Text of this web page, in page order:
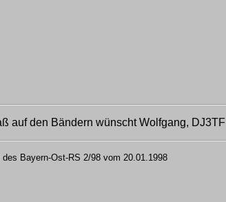
auf den Bändern wünscht Wolfgang, DJ3TF
des Bayern-Ost-RS 2/98 vom 20.01.1998